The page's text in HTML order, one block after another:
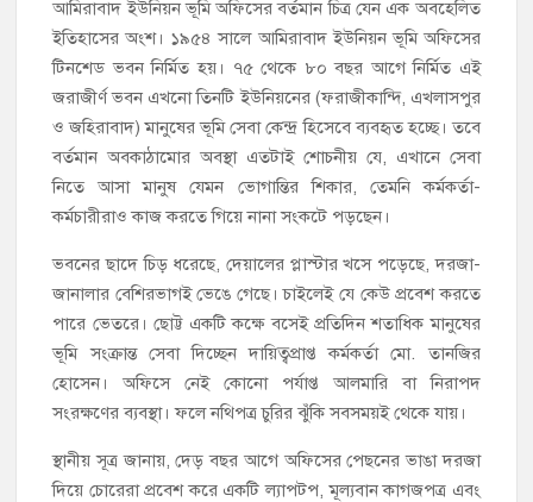
আমিরাবাদ ইউনিয়ন ভূমি অফিসের বর্তমান চিত্র যেন এক অবহেলিত
ইতিহাসের অংশ। ১৯৫৪ সালে আমিরাবাদ ইউনিয়ন ভূমি অফিসের
টিনশেড ভবন নির্মিত হয়। ৭৫ থেকে ৮০ বছর আগে নির্মিত এই
জরাজীর্ণ ভবন এখনো তিনটি ইউনিয়নের (ফরাজীকান্দি, এখলাসপুর
ও জহিরাবাদ) মানুষের ভূমি সেবা কেন্দ্র হিসেবে ব্যবহৃত হচ্ছে। তবে
বর্তমান অবকাঠামোর অবস্থা এতটাই শোচনীয় যে, এখানে সেবা
নিতে আসা মানুষ যেমন ভোগান্তির শিকার, তেমনি কর্মকর্তা-
কর্মচারীরাও কাজ করতে গিয়ে নানা সংকটে পড়ছেন।
ভবনের ছাদে চিড় ধরেছে, দেয়ালের প্লাস্টার খসে পড়েছে, দরজা-
জানালার বেশিরভাগই ভেঙে গেছে। চাইলেই যে কেউ প্রবেশ করতে
পারে ভেতরে। ছোট্ট একটি কক্ষে বসেই প্রতিদিন শতাধিক মানুষের
ভূমি সংক্রান্ত সেবা দিচ্ছেন দায়িত্বপ্রাপ্ত কর্মকর্তা মো. তানজির
হোসেন। অফিসে নেই কোনো পর্যাপ্ত আলমারি বা নিরাপদ
সংরক্ষণের ব্যবস্থা। ফলে নথিপত্র চুরির ঝুঁকি সবসময়ই থেকে যায়।
স্থানীয় সূত্র জানায়, দেড় বছর আগে অফিসের পেছনের ভাঙা দরজা
দিয়ে চোরেরা প্রবেশ করে একটি ল্যাপটপ, মূল্যবান কাগজপত্র এবং